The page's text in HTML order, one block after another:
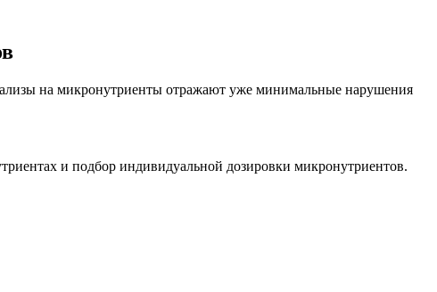
на микронутриенты отражают уже минимальные нарушения
и подбор индивидуальной дозировки микронутриентов.